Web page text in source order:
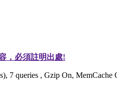
，必須註明出處!
7 queries , Gzip On, MemCache